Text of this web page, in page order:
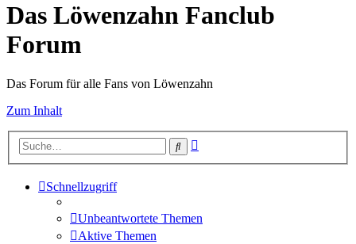
Das Löwenzahn Fanclub
Forum
Das Forum für alle Fans von Löwenzahn
Zum Inhalt
Suche
Schnellzugriff
Unbeantwortete Themen
Aktive Themen